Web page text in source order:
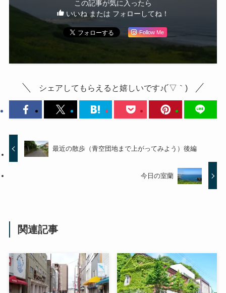
この記事が気に入ったら
いいね または フォローしてね！
Follow Me
シェアしてもらえると嬉しいです♪(´▽｀)
最近の散歩（青空団地まで上がってみよう）後編
今日の室蘭
関連記事